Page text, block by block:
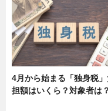
4月から始まる「独身税」
担額はいくら？対象者は？